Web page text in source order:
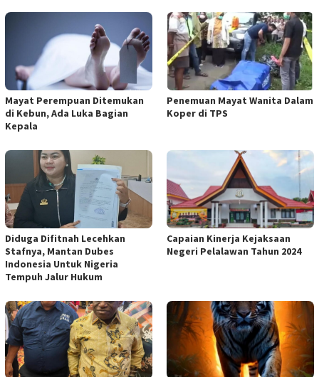
Mayat Perempuan Ditemukan
di Kebun, Ada Luka Bagian
Kepala
Penemuan Mayat Wanita Dalam
Koper di TPS
Diduga Difitnah Lecehkan
Stafnya, Mantan Dubes
Indonesia Untuk Nigeria
Tempuh Jalur Hukum
Capaian Kinerja Kejaksaan
Negeri Pelalawan Tahun 2024